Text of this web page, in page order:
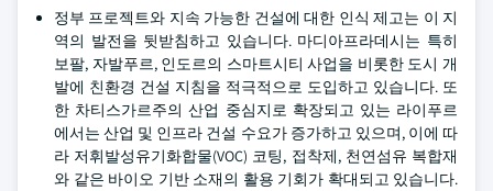
정부 프로젝트와 지속 가능한 건설에 대한 인식 제고는 이 지
역의 발전을 뒷받침하고 있습니다. 마디아프라데시는 특히
보팔, 자발푸르, 인도르의 스마트시티 사업을 비롯한 도시 개
발에 친환경 건설 지침을 적극적으로 도입하고 있습니다. 또
한 차티스가르주의 산업 중심지로 확장되고 있는 라이푸르
에서는 산업 및 인프라 건설 수요가 증가하고 있으며, 이에 따
라 저휘발성유기화합물(VOC) 코팅, 접착제, 천연섬유 복합재
와 같은 바이오 기반 소재의 활용 기회가 확대되고 있습니다.